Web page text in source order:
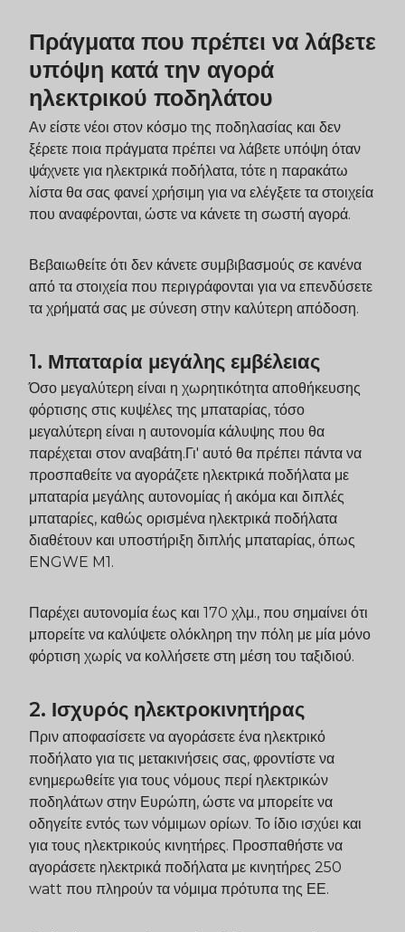
Πράγματα που πρέπει να λάβετε
υπόψη κατά την αγορά
ηλεκτρικού ποδηλάτου
Αν είστε νέοι στον κόσμο της ποδηλασίας και δεν
ξέρετε ποια πράγματα πρέπει να λάβετε υπόψη όταν
ψάχνετε για ηλεκτρικά ποδήλατα, τότε η παρακάτω
λίστα θα σας φανεί χρήσιμη για να ελέγξετε τα στοιχεία
που αναφέρονται, ώστε να κάνετε τη σωστή αγορά.
Βεβαιωθείτε ότι δεν κάνετε συμβιβασμούς σε κανένα
από τα στοιχεία που περιγράφονται για να επενδύσετε
τα χρήματά σας με σύνεση στην καλύτερη απόδοση.
1. Μπαταρία μεγάλης εμβέλειας
Όσο μεγαλύτερη είναι η χωρητικότητα αποθήκευσης
φόρτισης στις κυψέλες της μπαταρίας, τόσο
μεγαλύτερη είναι η αυτονομία κάλυψης που θα
παρέχεται στον αναβάτη.Γι' αυτό θα πρέπει πάντα να
προσπαθείτε να αγοράζετε ηλεκτρικά ποδήλατα με
μπαταρία μεγάλης αυτονομίας ή ακόμα και διπλές
μπαταρίες, καθώς ορισμένα ηλεκτρικά ποδήλατα
διαθέτουν και υποστήριξη διπλής μπαταρίας, όπως
ENGWE M1 .
Παρέχει αυτονομία έως και 170 χλμ., που σημαίνει ότι
μπορείτε να καλύψετε ολόκληρη την πόλη με μία μόνο
φόρτιση χωρίς να κολλήσετε στη μέση του ταξιδιού.
2. Ισχυρός ηλεκτροκινητήρας
Πριν αποφασίσετε να αγοράσετε ένα ηλεκτρικό
ποδήλατο για τις μετακινήσεις σας, φροντίστε να
ενημερωθείτε για τους νόμους περί ηλεκτρικών
ποδηλάτων στην Ευρώπη, ώστε να μπορείτε να
οδηγείτε εντός των νόμιμων ορίων. Το ίδιο ισχύει και
για τους ηλεκτρικούς κινητήρες. Προσπαθήστε να
αγοράσετε ηλεκτρικά ποδήλατα με κινητήρες 250
watt που πληρούν τα νόμιμα πρότυπα της ΕΕ.